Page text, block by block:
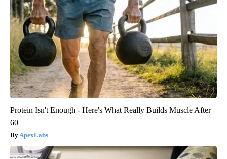
Protein Isn't Enough - Here's What Really Builds Muscle After
60
ApexLabs